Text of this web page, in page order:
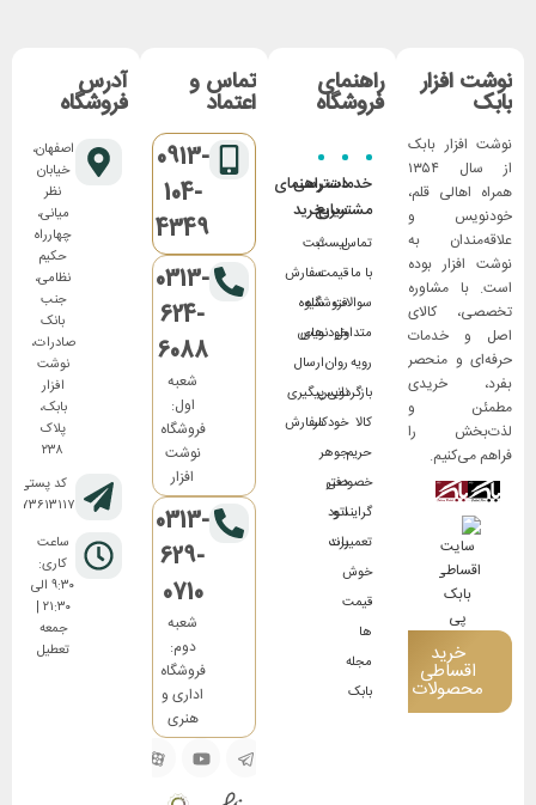
نوشت افزار
بابک
نوشت افزار بابک
از سال ۱۳۵۴
همراه اهالی قلم،
خودنویس و
علاقه‌مندان به
نوشت افزار بوده
است. با مشاوره
تخصصی، کالای
اصل و خدمات
حرفه‌ای و منحصر
بفرد، خریدی
مطمئن و
لذت‌بخش را
فراهم می‌کنیم.
خرید
اقساطی
محصولات
راهنمای
فروشگاه
خدمات
مشتریان
تماس
با ما
سوالات
متداول
رویه
بازگردانی
کالا
حریم
خصوصی
گرایند و
تعمیرات
خوش
قیمت
ها
مجله
بابک
دسترسی
سریع
لیست
قیمت
فروشگاه
خودنویس
روان
نویس
خودکار
جوهر
دفتر
اتود
برند
راهنمای
خرید
ثبت
سفارش
شیوه
های
ارسال
پیگیری
سفارش
تماس و
اعتماد
0913-
104-
4349
0313-
624-
6088
شعبه
اول:
فروشگاه
نوشت
افزار
0313-
629-
0710
شعبه
دوم:
فروشگاه
اداری و
هنری
آدرس
فروشگاه
اصفهان،
خیابان
نظر
میانی،
چهارراه
حکیم
نظامی،
جنب
بانک
صادرات،
نوشت
افزار
بابک،
پلاک
۲۳۸
کد پستی:
۸۱۷۳۶۱۳۱۱۷
ساعت
کاری:
۹:۳۰ الی
۲۱:۳۰ |
جمعه
تعطیل